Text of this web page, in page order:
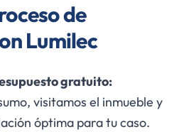
de
Lumilec
gratuito:
visitamos el inmueble y
óptima para tu caso.